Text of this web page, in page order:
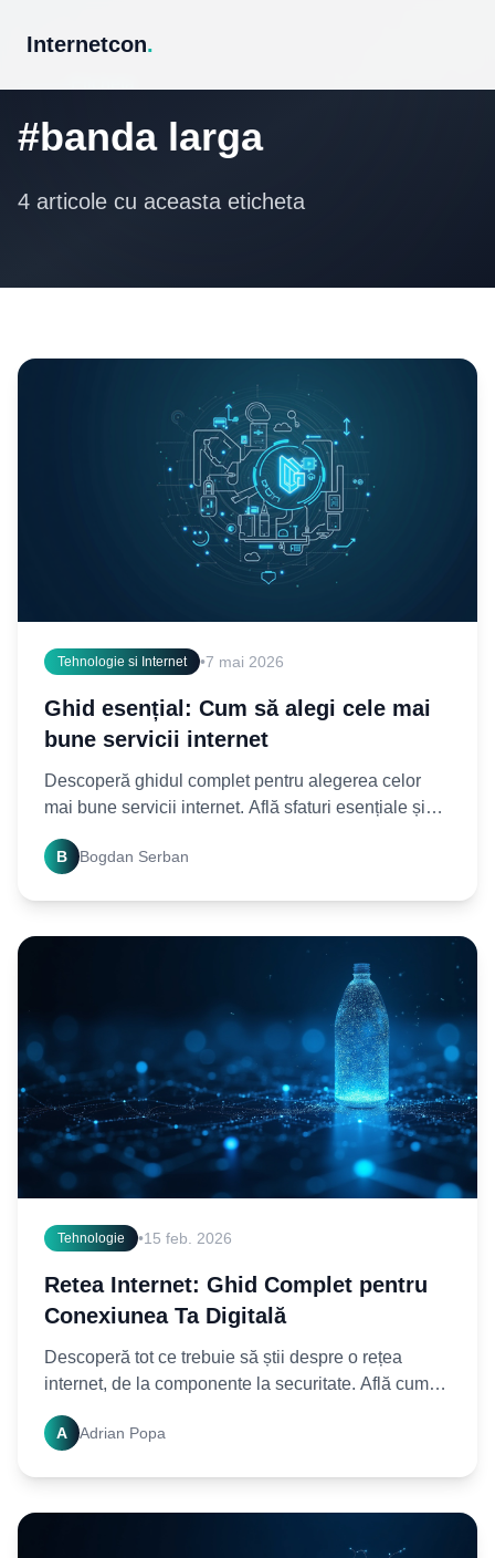
Internetcon.
#banda larga
4 articole cu aceasta eticheta
Tehnologie si Internet •7 mai 2026
Ghid esențial: Cum să alegi cele mai
bune servicii internet
Descoperă ghidul complet pentru alegerea celor
mai bune servicii internet. Află sfaturi esențiale și
fiabilă.
B Bogdan Serban
Tehnologie •15 feb. 2026
Retea Internet: Ghid Complet pentru
Conexiunea Ta Digitală
Descoperă tot ce trebuie să știi despre o rețea
internet, de la componente la securitate. Află cum
funcționează și optimizează-ți conexiunea chiar
acum!
A Adrian Popa